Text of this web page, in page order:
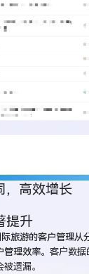
，高效增长
提升
旅游的客户管理
理效率。 客户数据
遗漏。